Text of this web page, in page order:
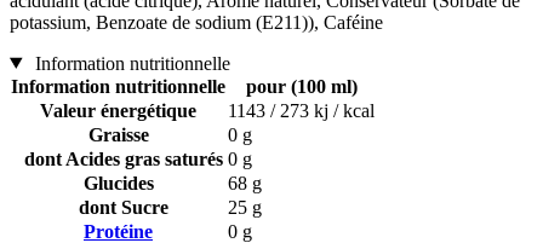
potassium, Benzoate de sodium (E211)), Caféine
Information nutritionnelle
Information nutritionnelle
pour (100 ml)
Valeur énergétique
1143 / 273 kj / kcal
Graisse
0 g
dont Acides gras saturés 0 g
Glucides
68 g
dont Sucre
25 g
Protéine
0 g